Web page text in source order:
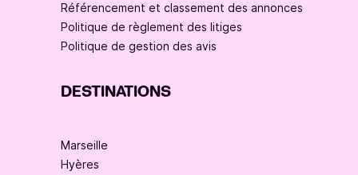
Référencement et classement des annonces
Politique de règlement des litiges
Politique de gestion des avis
DESTINATIONS
Marseille
Hyères